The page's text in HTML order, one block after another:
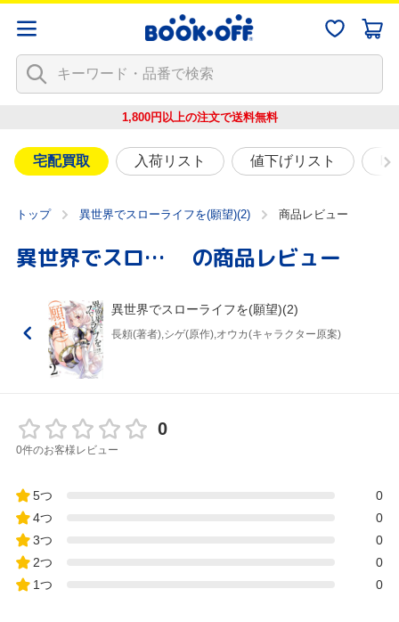
1,800円以上の注文で送料無料
宅配買取 入荷リスト 値下げリスト
トップ 異世界でスローライフを(願望)(2) 商品レビュー
異世界でスローライフを(願望)(2) の商品レビュー
異世界でスローライフを(願望)(2)
長頼(著者),シゲ(原作),オウカ(キャラクター原案)
0
0件のお客様レビュー
5つ
0
4つ
0
3つ
0
2つ
0
1つ
0